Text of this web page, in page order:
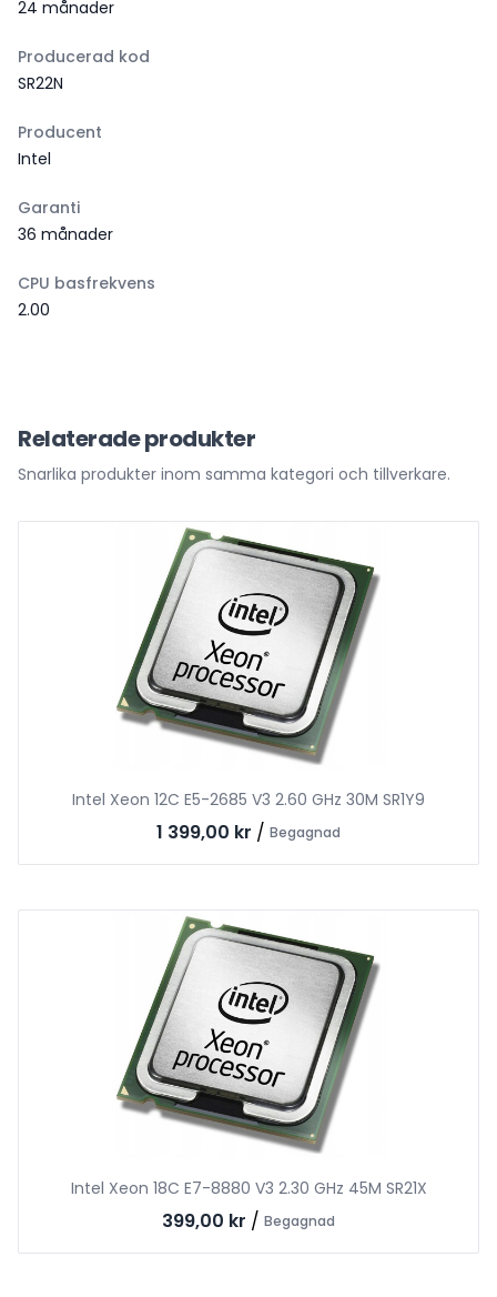
24 månader
Producerad kod
SR22N
Producent
Intel
Garanti
36 månader
CPU basfrekvens
2.00
Relaterade produkter
Snarlika produkter inom samma kategori och tillverkare.
Intel Xeon 12C E5-2685 V3 2.60 GHz 30M SR1Y9
1 399,00 kr / Begagnad
Intel Xeon 18C E7-8880 V3 2.30 GHz 45M SR21X
399,00 kr / Begagnad